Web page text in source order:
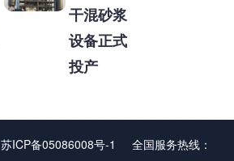
干混砂浆
设备正式
投产
苏ICP备05086008号-1
全国服务热线：